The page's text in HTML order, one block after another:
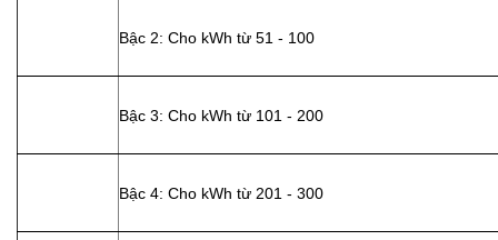
Bậc 2: Cho kWh từ 51 - 100
Bậc 3: Cho kWh từ 101 - 200
Bậc 4: Cho kWh từ 201 - 300